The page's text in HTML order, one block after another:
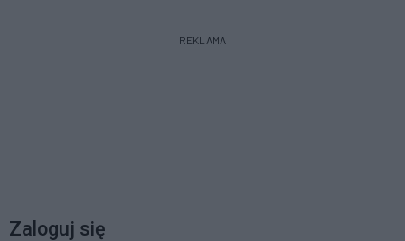
REKLAMA
Zaloguj się